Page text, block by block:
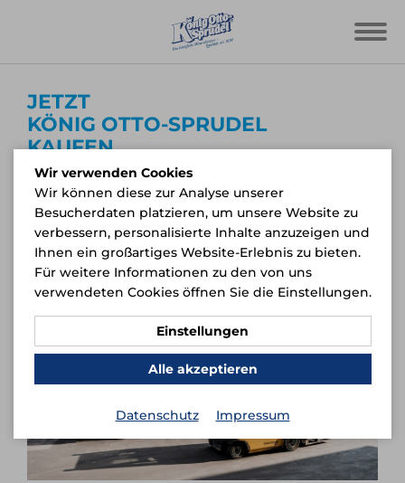
JETZT
KÖNIG OTTO-SPRUDEL
KAUFEN
Egal ob beim Händler vor Ort oder über unsere
Online-Anfrage - wir bieten Ihnen die Möglichkeit,
die Produkte von König Otto-Sprudel zu Hause zu
genießen. Nutzen Sie dafür unser Online-Bestell-
Formular oder suchen Sie bequem nach Ihrem
Händler in Ihrer Nähe.
Wir verwenden Cookies
Wir können diese zur Analyse unserer
Besucherdaten platzieren, um unsere Website zu
verbessern, personalisierte Inhalte anzuzeigen und
Ihnen ein großartiges Website-Erlebnis zu bieten.
Für weitere Informationen zu den von uns
verwendeten Cookies öffnen Sie die Einstellungen.
Einstellungen
Alle akzeptieren
Datenschutz Impressum